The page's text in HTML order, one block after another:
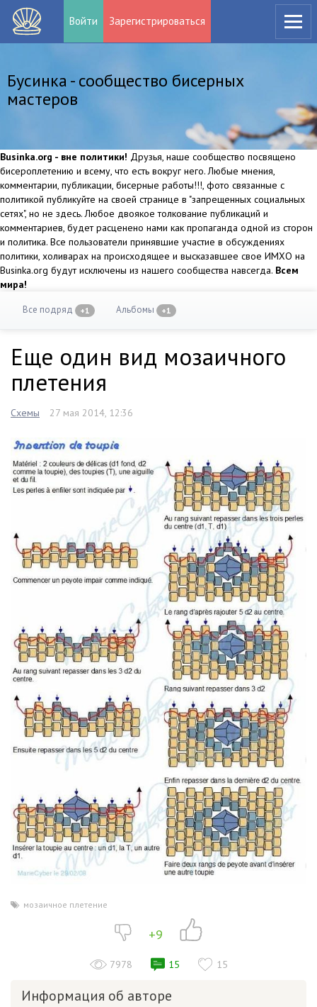
Войти Зарегистрироваться
Бусинка - сообщество бисерных
мастеров
Businka.org - вне политики! Друзья, наше сообщество посвящено
бисероплетению и всему, что есть вокруг него. Любые мнения,
комментарии, публикации, бисерные работы!!!, фото связанные с
политикой публикуйте на своей странице в "запрещенных социальных
сетях", но не здесь. Любое двоякое толкование публикаций и
комментариев, будет расценено нами как пропаганда одной из сторон
и политика. Все пользователи принявшие участие в обсуждениях
политики, холиварах на происходящее и высказавшее свое ИМХО на
Businka.org будут исключены из нашего сообщества навсегда. Всем
мира!
Все подряд +1 Альбомы +1
Еще один вид мозаичного
плетения
Схемы 27 мая 2014, 12:36
мозаичное плетение
+9
7978 15 15
Информация об авторе